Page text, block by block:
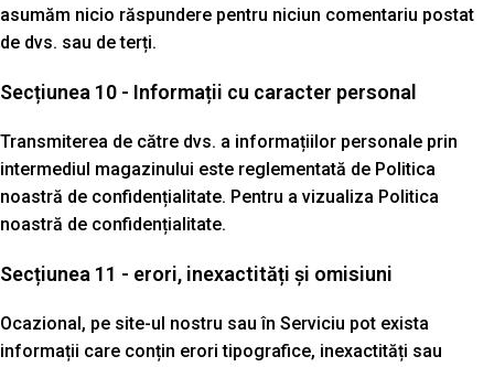
asumăm nicio răspundere pentru niciun comentariu postat
de dvs. sau de terți.
Secțiunea 10 - Informații cu caracter personal
Transmiterea de către dvs. a informațiilor personale prin
intermediul magazinului este reglementată de Politica
noastră de confidențialitate. Pentru a vizualiza Politica
noastră de confidențialitate.
Secțiunea 11 - erori, inexactități și omisiuni
Ocazional, pe site-ul nostru sau în Serviciu pot exista
informații care conțin erori tipografice, inexactități sau